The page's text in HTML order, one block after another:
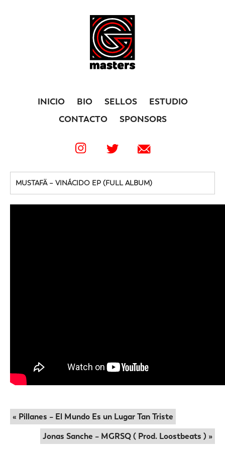
INICIO BIO SELLOS
ESTUDIO
CONTACTO
SPONSORS
MUSTAFÄ – VINÁCIDO EP (FULL ALBUM)
« Pillanes – El Mundo Es un Lugar Tan Triste
Jonas Sanche – MGRSQ ( Prod. Loostbeats ) »